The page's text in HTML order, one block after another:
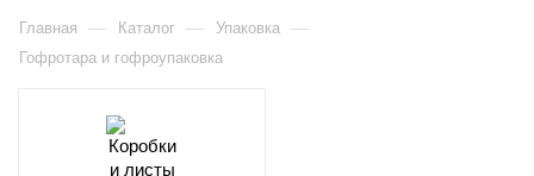
Главная — Каталог — Упаковка —
Гофротара и гофроупаковка